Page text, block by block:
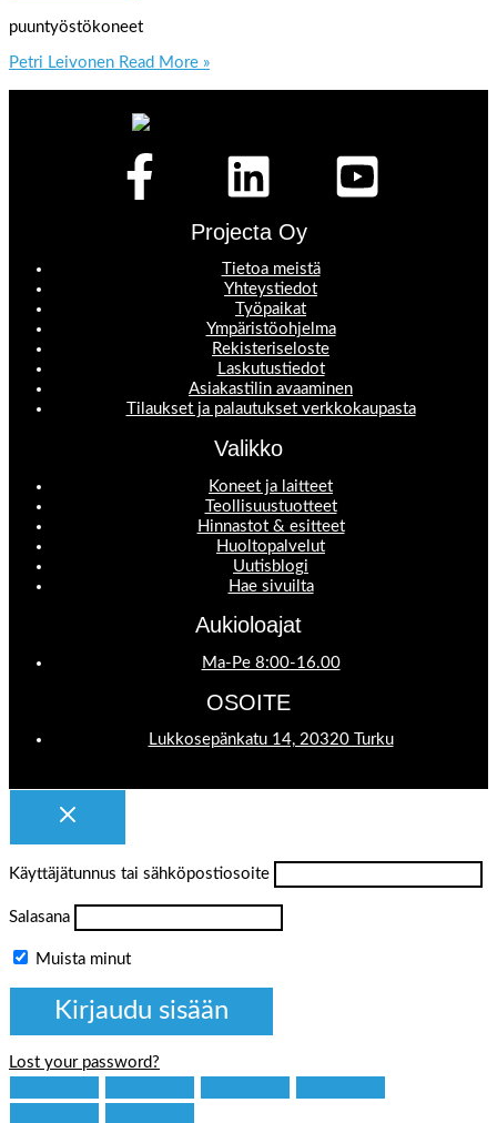
puuntyöstökoneet
Petri Leivonen Read More »
Projecta Oy
Tietoa meistä
Yhteystiedot
Työpaikat
Ympäristöohjelma
Rekisteriseloste
Laskutustiedot
Asiakastilin avaaminen
Tilaukset ja palautukset verkkokaupasta
Valikko
Koneet ja laitteet
Teollisuustuotteet
Hinnastot & esitteet
Huoltopalvelut
Uutisblogi
Hae sivuilta
Aukioloajat
Ma-Pe 8:00-16.00
OSOITE
Lukkosepänkatu 14, 20320 Turku
Käyttäjätunnus tai sähköpostiosoite
Salasana
Muista minut
Lost your password?